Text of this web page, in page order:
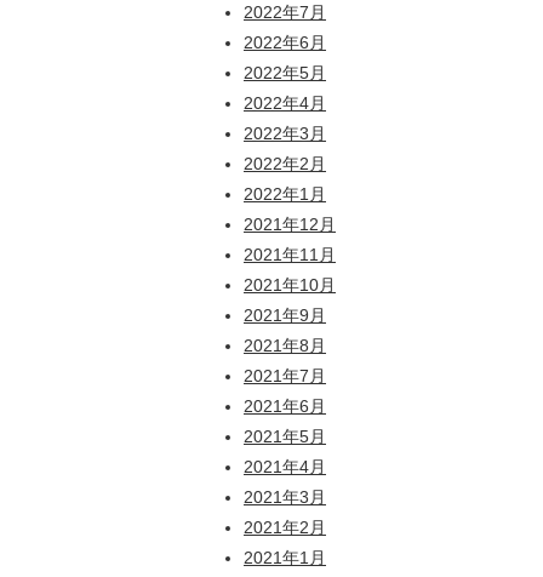
2022年7月
2022年6月
2022年5月
2022年4月
2022年3月
2022年2月
2022年1月
2021年12月
2021年11月
2021年10月
2021年9月
2021年8月
2021年7月
2021年6月
2021年5月
2021年4月
2021年3月
2021年2月
2021年1月